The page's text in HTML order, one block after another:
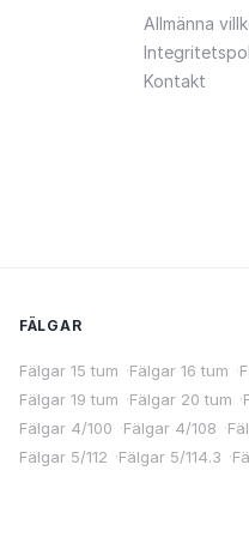
Allmänna
Kontakt
FÄLGAR
Fälgar 15 tum ·Fälgar 16 tum ·
Fälgar 19 tum ·Fälgar 20 tum ·
Fälgar 4/100 ·Fälgar 4/108 ·
Fälgar 5/112 ·Fälgar 5/114.3 ·